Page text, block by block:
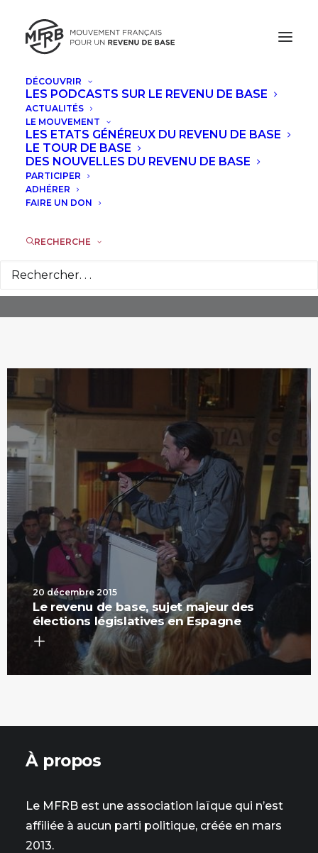
DÉCOUVRIR
LES PODCASTS SUR LE REVENU DE BASE
ACTUALITÉS
LE MOUVEMENT
LES ETATS GÉNÉREUX DU REVENU DE BASE
LE TOUR DE BASE
DES NOUVELLES DU REVENU DE BASE
PARTICIPER
ADHÉRER
FAIRE UN DON
RECHERCHE
Parti Socialiste Ouvrier
Espagnol (Partido Socialista
Obrero Español, PSOE)
20 décembre 2015
Le revenu de base, sujet majeur des
élections législatives en Espagne
À propos
Le MFRB est une association laïque qui n’est
affiliée à aucun parti politique, créée en mars
2013.